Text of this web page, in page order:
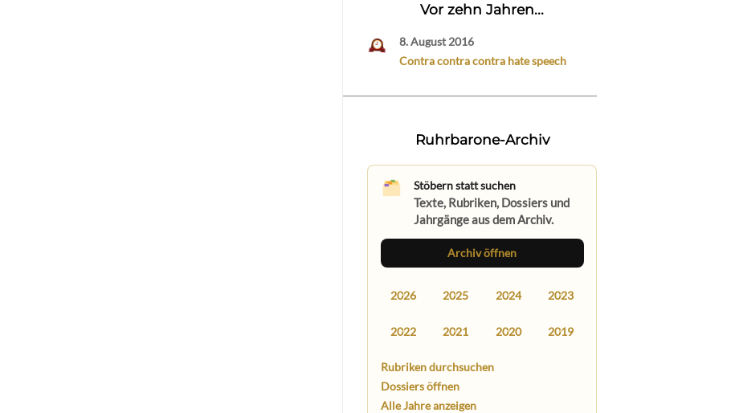
Vor zehn Jahren...
8. August 2016
Contra contra contra hate speech
Ruhrbarone-Archiv
Stöbern statt suchen
Texte, Rubriken, Dossiers und
Jahrgänge aus dem Archiv.
Archiv öffnen
2026 2025 2024 2023
2022 2021 2020 2019
Rubriken durchsuchen
Dossiers öffnen
Alle Jahre anzeigen